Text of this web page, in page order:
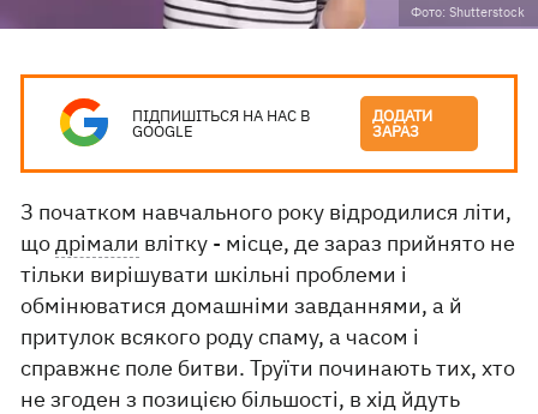
Фото: Shutterstock
ПІДПИШІТЬСЯ НА НАС В
GOOGLE
ДОДАТИ
ЗАРАЗ
З початком навчального року відродилися літи,
щодрімали влітку - місце, де зараз прийнято не
тільки вирішувати шкільні проблеми і
обмінюватися домашніми завданнями, а й
притулок всякого роду спаму, а часом і
справжнє поле битви. Труїти починають тих, хто
не згоден з позицією більшості, в хід йдуть